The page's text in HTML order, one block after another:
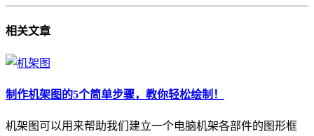
相关文章
制作机架图的5个简单步骤，教你轻松绘制！
机架图可以用来帮助我们建立一个电脑机架各部件的图形框